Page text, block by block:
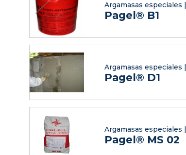
Argamasas especiales |
Pagel® B1
Argamasas especiales |
Pagel® D1
Argamasas especiales |
Pagel® MS 02